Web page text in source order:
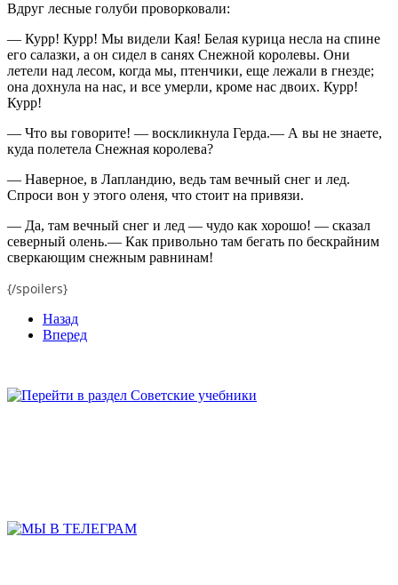
Вдруг лесные голуби проворковали:
— Курр! Курр! Мы видели Кая! Белая курица несла на спине
его салазки, а он сидел в санях Снежной королевы. Они
летели над лесом, когда мы, птенчики, еще лежали в гнезде;
она дохнула на нас, и все умерли, кроме нас двоих. Курр!
Курр!
— Что вы говорите! — воскликнула Герда.— А вы не знаете,
куда полетела Снежная королева?
— Наверное, в Лапландию, ведь там вечный снег и лед.
Спроси вон у этого оленя, что стоит на привязи.
— Да, там вечный снег и лед — чудо как хорошо! — сказал
северный олень.— Как привольно там бегать по бескрайним
сверкающим снежным равнинам!
{/spoilers}
Назад
Вперед